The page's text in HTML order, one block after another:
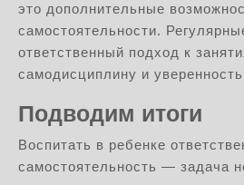
это дополнительные
самостоятельности.
ответственный подход к
самодисциплину и
Подводим итоги
Воспитать в ребенке
самостоятельность — задача